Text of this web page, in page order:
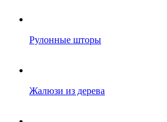
Рулонные шторы
Жалюзи из дерева